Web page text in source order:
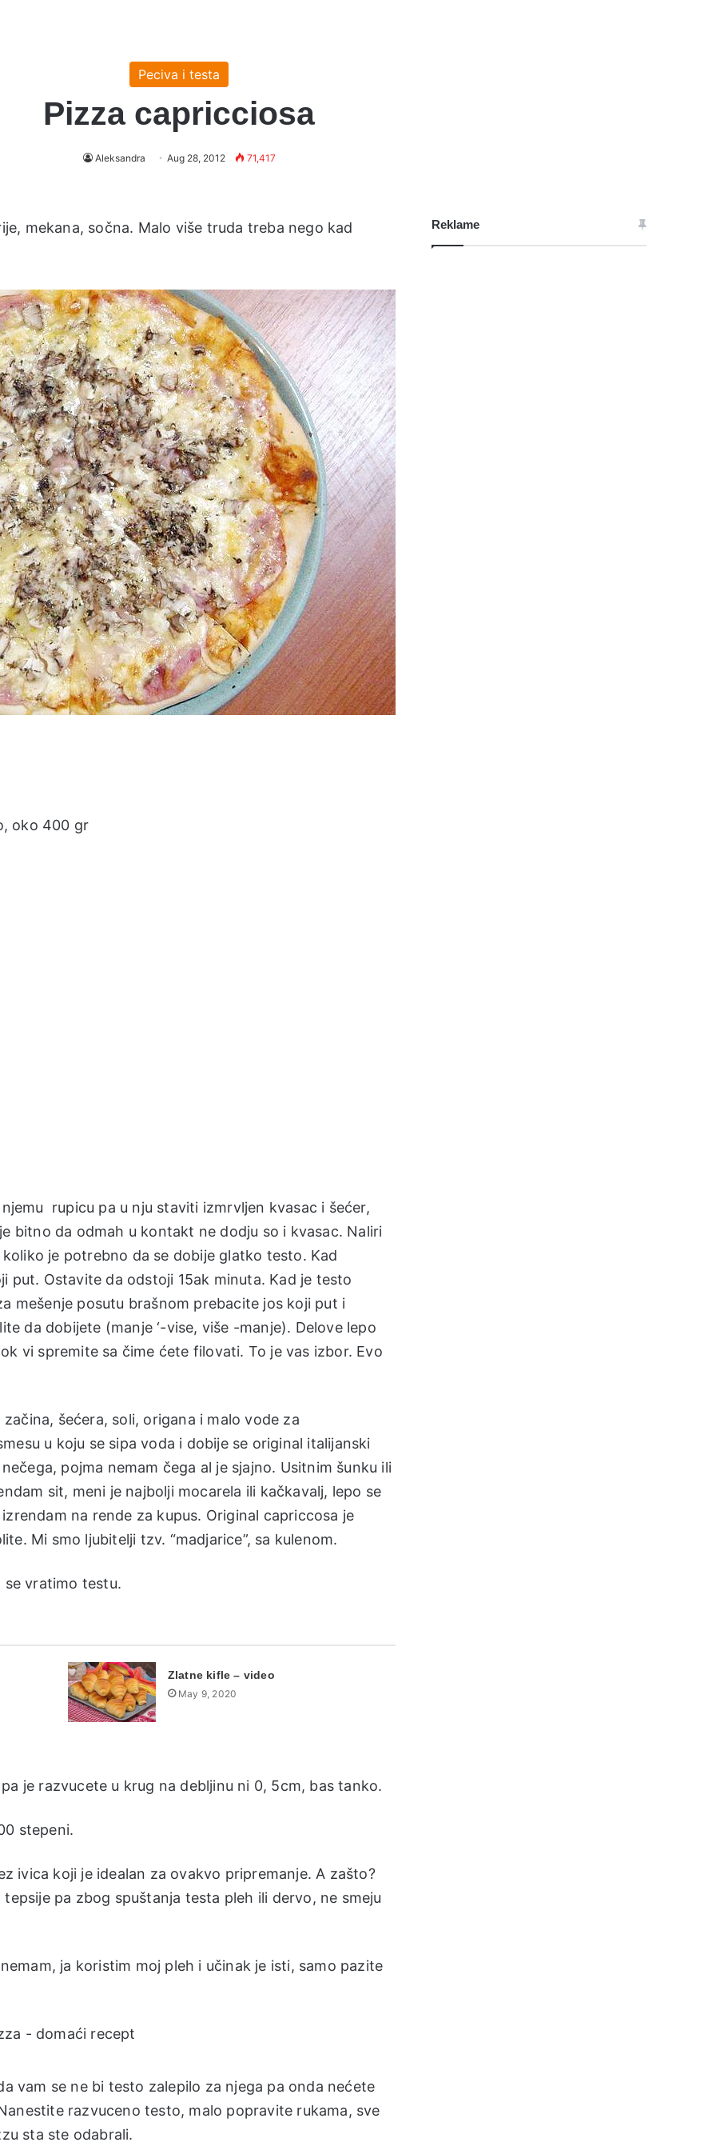
Peciva i testa
Pizza capricciosa
Aleksandra Aug 28, 2012 71,417
mekana, sočna. Malo više truda treba nego kad
oko 400 gr
rupicu pa u nju staviti izmrvljen kvasac i šećer,
bitno da odmah u kontakt ne dodju so i kvasac. Naliri
je potrebno da se dobije glatko testo. Kad
put. Ostavite da odstoji 15ak minuta. Kad je testo
mešenje posutu brašnom prebacite jos koji put i
da dobijete (manje ‘-vise, više -manje). Delove lepo
vi spremite sa čime ćete filovati. To je vas izbor. Evo
šećera, soli, origana i malo vode za
u koju se sipa voda i dobije se original italijanski
pojma nemam čega al je sjajno. Usitnim šunku ili
sit, meni je najbolji mocarela ili kačkavalj, lepo se
na rende za kupus. Original capriccosa je
Mi smo ljubitelji tzv. “madjarice”, sa kulenom.
se vratimo testu.
Zlatne kifle – video
May 9, 2020
je razvucete u krug na debljinu ni 0, 5cm, bas tanko.
stepeni.
ivica koji je idealan za ovakvo pripremanje. A zašto?
pa zbog spuštanja testa pleh ili dervo, ne smeju
ja koristim moj pleh i učinak je isti, samo pazite
vam se ne bi testo zalepilo za njega pa onda nećete
razvuceno testo, malo popravite rukama, sve
sta ste odabrali.
Reklame